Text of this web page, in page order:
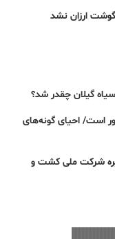
گیلان چقدر شد؟
است/ احیای گونه‌های
شرکت ملی کشت و